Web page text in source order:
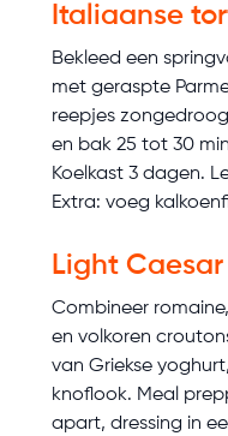
Italiaanse
Bekleed een
met geraspte
reepjes
en bak 25 tot 30
Koelkast 3 dagen.
Extra: voeg
Light Caesar
Combineer
en volkoren
van Griekse
knoflook. Meal
apart, dressing in